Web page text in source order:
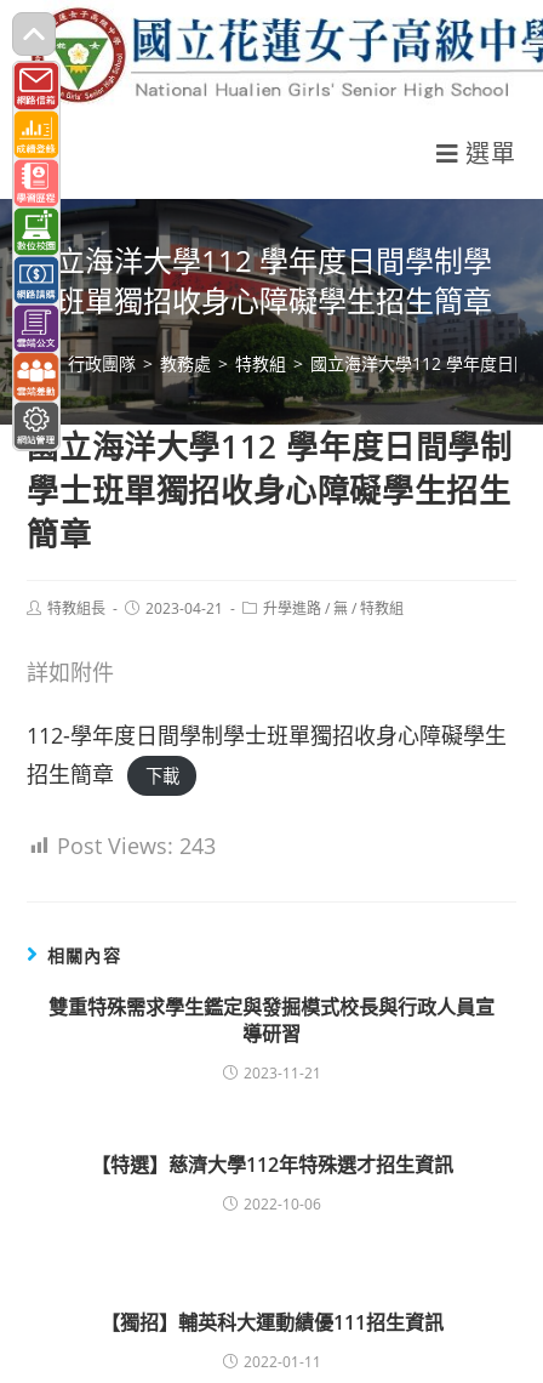
跳
轉
至
主
要
內
容
選單
國立海洋大學112 學年度日間學制學
士班單獨招收身心障礙學生招生簡章
> 行政團隊 > 教務處 > 特教組 > 國立海洋大學112 學年度日間
國立海洋大學112 學年度日間學制
學士班單獨招收身心障礙學生招生
簡章
Post特教組長
Post2023-04-21
Post升學進路 / 無 / 特教組
詳如附件
112-學年度日間學制學士班單獨招收身心障礙學生
招生簡章
下載
Post Views: 243
相關內容
雙重特殊需求學生鑑定與發掘模式校長與行政人員宣
導研習
2023-11-21
【特選】慈濟大學112年特殊選才招生資訊
2022-10-06
【獨招】輔英科大運動績優111招生資訊
2022-01-11